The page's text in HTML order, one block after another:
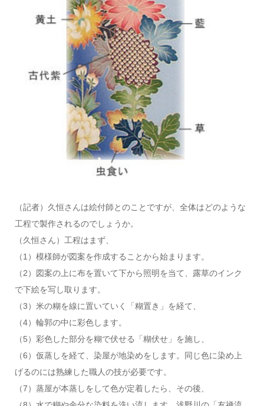
（記者）久恒さんは絵付師とのことですが、全体はどのような
工程で製作されるのでしょうか。
（久恒さん）工程はまず、
（1）模様師が図案を作成することから始まります。
（2）図案の上に布を置いて下から照明を当て、露草のインク
で下絵を写し取ります。
（3）米の糊を線に置いていく「糊置き」を経て、
（4）輪郭の中に彩色します。
（5）彩色した部分を糊で伏せる「糊伏せ」を施し、
（6）仮蒸しを経て、染屋が地染めをします。同じ色に染め上
げるのには熟練した職人の技が必要です。
（7）蒸屋が本蒸しをして色が定着したら、その後、